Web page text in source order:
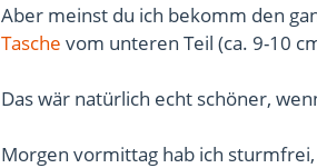
Aber meinst du ich bekomm den
Tasche vom unteren Teil (ca. 9-10
Das wär natürlich echt schöner,
Morgen vormittag hab ich